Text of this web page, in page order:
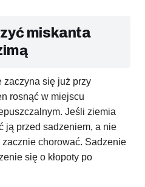
miskanta
zaczyna się już przy
rosnąć w miejscu
Jeśli ziemia
ją przed sadzeniem, a nie
chorować. Sadzenie
się o kłopoty po